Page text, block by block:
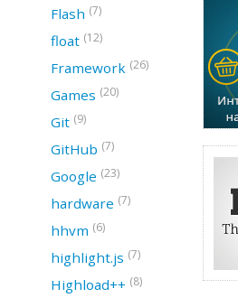
Flash (7)
float (12)
Framework (26)
Games (20)
Git (9)
GitHub (7)
Google (23)
hardware (7)
hhvm (6)
highlight.js (7)
Highload++ (8)